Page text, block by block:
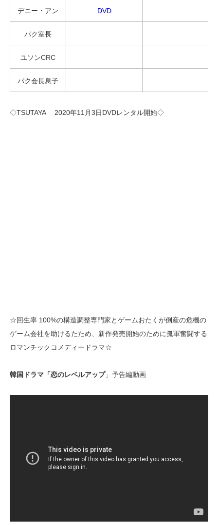
デニー・アン DVD
パク室長
ユソンCRC
パク会長息子
◇TSUTAYA 2020年11月3日DVDレンタル開始◇
☆回生率 100%の構造調整専門家とゲームおたくが倒産の危機の
ゲーム会社を助けるたため、新作発売開始のために孤軍奮闘する
ロマンチックコメディードラマ☆
韓国ドラマ「恋のレベルアップ」予告編動画